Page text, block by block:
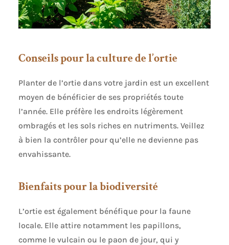
Conseils pour la culture de l’ortie
Planter de l’ortie dans votre jardin est un excellent
moyen de bénéficier de ses propriétés toute
l’année. Elle préfère les endroits légèrement
ombragés et les sols riches en nutriments. Veillez
à bien la contrôler pour qu’elle ne devienne pas
envahissante.
Bienfaits pour la biodiversité
L’ortie est également bénéfique pour la faune
locale. Elle attire notamment les papillons,
comme le vulcain ou le paon de jour, qui y